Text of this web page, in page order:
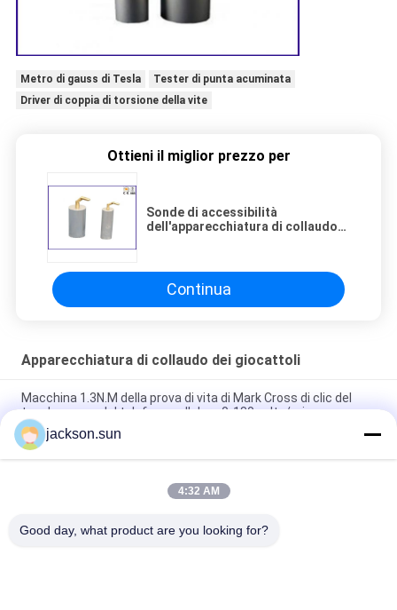
Metro di gauss di Tesla
Tester di punta acuminata
Driver di coppia di torsione della vite
Ottieni il miglior prezzo per
Sonde di accessibilità
dell'apparecchiatura di collaudo
punto
Continua
Apparecchiatura di collaudo dei giocattoli
Macchina 1.3N.M della prova di vita di Mark Cross di clic del
touch screen del telefono cellulare 0-180 volte/min
Iso 8124-4 6,3 barriere dei giocattoli e macchina di prova
dinamica di forza dei corrimani
È 9873-4 l'iso 8124-4 6.1.2 oscillazioni e tester di spinta di
jackson.sun
4:32 AM
Good day, what product are you looking for?